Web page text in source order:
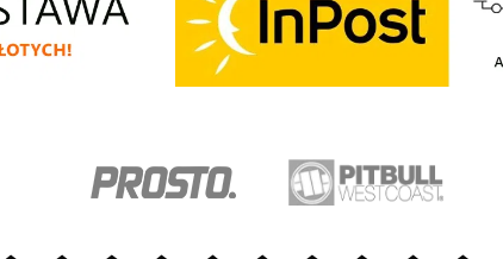
kieszonka z
- szerokie
całej długości
noszenia - dwie klasyczne otwarte
kieszenie na ręce - wszyta kieszonka z
tyłu zamykana na zamek - szerokie
lampasy z logo PITBULL na całej długości